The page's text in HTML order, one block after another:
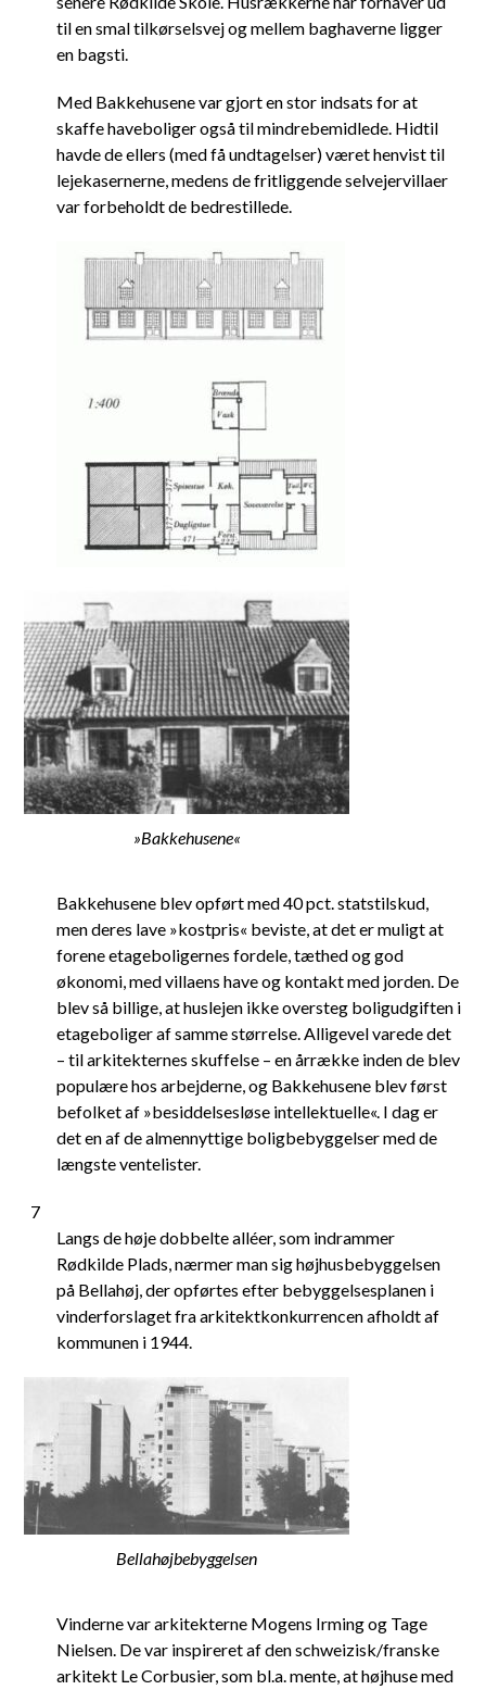
til en smal tilkørselsvej og mellem baghaverne ligger
en bagsti.
Med Bakkehusene var gjort en stor indsats for at
skaffe haveboliger også til mindrebemidlede. Hidtil
havde de ellers (med få undtagelser) været henvist til
lejekasernerne, medens de fritliggende selvejervillaer
var forbeholdt de bedrestillede.
»Bakkehusene«
Bakkehusene blev opført med 40 pct. statstilskud,
men deres lave »kostpris« beviste, at det er muligt at
forene etageboligernes fordele, tæthed og god
økonomi, med villaens have og kontakt med jorden. De
blev så billige, at huslejen ikke oversteg boligudgiften i
etageboliger af samme størrelse. Alligevel varede det
– til arkitekternes skuffelse – en årrække inden de blev
populære hos arbejderne, og Bakkehusene blev først
befolket af »besiddelsesløse intellektuelle«. I dag er
det en af de almennyttige boligbebyggelser med de
længste ventelister.
7
Langs de høje dobbelte alléer, som indrammer
Rødkilde Plads, nærmer man sig højhusbebyggelsen
på Bellahøj, der opførtes efter bebyggelsesplanen i
vinderforslaget fra arkitektkonkurrencen afholdt af
kommunen i 1944.
Bellahøjbebyggelsen
Vinderne var arkitekterne Mogens Irming og Tage
Nielsen. De var inspireret af den schweizisk/franske
arkitekt Le Corbusier, som bl.a. mente, at højhuse med